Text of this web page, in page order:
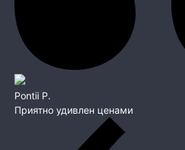
Pontii P.
Приятно удивлен ценами